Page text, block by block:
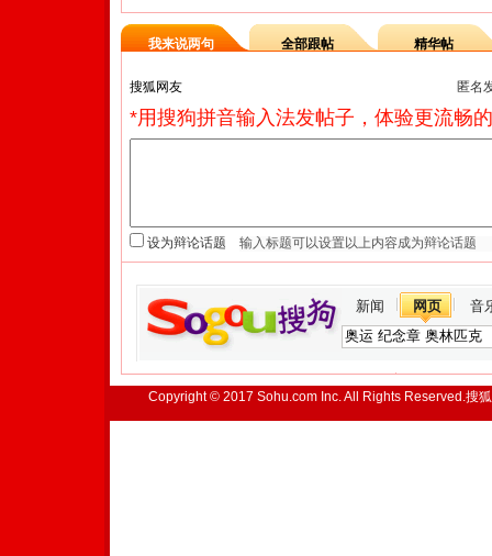
我来说两句 全部跟帖 精华帖
匿名
*用搜狗拼音输入法发帖子，体验更流畅
设为辩论话题
新闻 网页 音
Copyright © 2017 Sohu.com Inc. All Rights Reserved.搜